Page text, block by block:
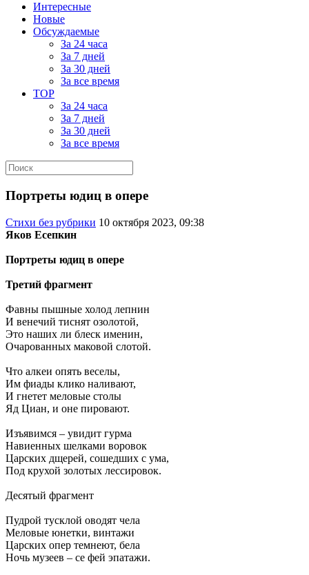
Интересные
Новые
Обсуждаемые
За 24 часа
За 7 дней
За 30 дней
За все время
TOP
За 24 часа
За 7 дней
За 30 дней
За все время
Портреты юдиц в опере
Стихи без рубрики 10 октября 2023, 09:38
Яков Есепкин
Портреты юдиц в опере
Третий фрагмент
Фавны пышные холод лепнин
И венечий тиснят озолотой,
Это наших ли блеск именин,
Очарованных маковой слотой.
Что алкеи опять веселы,
Им фиады клико наливают,
И гнетет меловые столы
Яд Циан, и оне пировают.
Изъявимся – увидит гурма
Навиенных шелками воровок
Царских дщерей, сошедших с ума,
Под крухой золотых лессировок.
Десятый фрагмент
Пудрой тусклой оводят чела
Меловые юнетки, винтажи
Царских опер темнеют, бела
Ночь музеев – се фей эпатажи.